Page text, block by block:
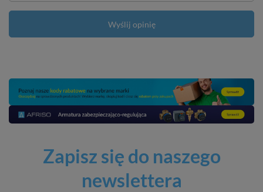
Wyślij opinię
Zapisz się do naszego
newslettera